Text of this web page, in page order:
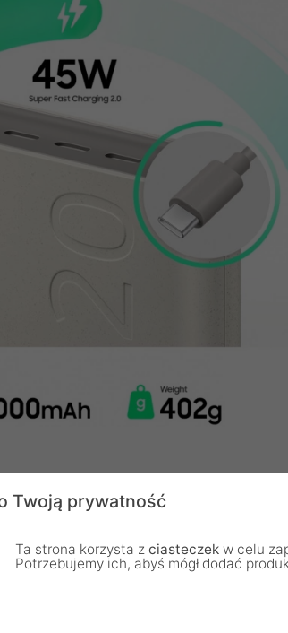
jednocześnie
użyciu kabla możesz w tym samym
Twoją prywatność
Ta strona korzysta z ciasteczek w celu
Potrzebujemy ich, abyś mógł dodać